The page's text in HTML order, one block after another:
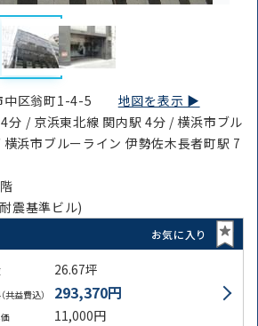
中区翁町1-4-5 地図を表示 ▶︎
分 / 京浜東北線 関内駅 4分 / 横浜市ブル
浜市ブルーライン 伊勢佐木長者町駅 7
震基準ビル)
お気に入り
26.67坪
共益費込） 293,370円
11,000円